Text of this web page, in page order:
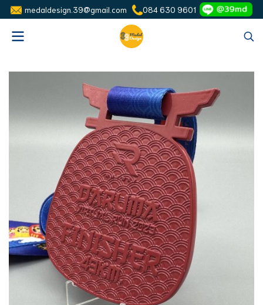
medaldesign.39@gmail.com 084 630 9601